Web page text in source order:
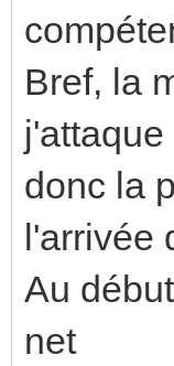
Bref, la
j'attaque
donc la
l'arrivée
Au
net